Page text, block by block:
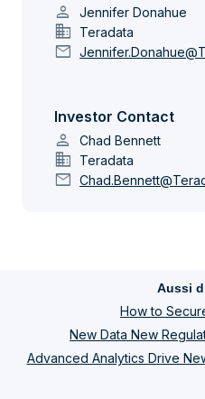
person Jennifer Donahue
domain Teradata
mail
Investor Contact
person Chad Bennett
domain Teradata
mail
Aussi
How to
New Data New
Advanced Analytics Drive